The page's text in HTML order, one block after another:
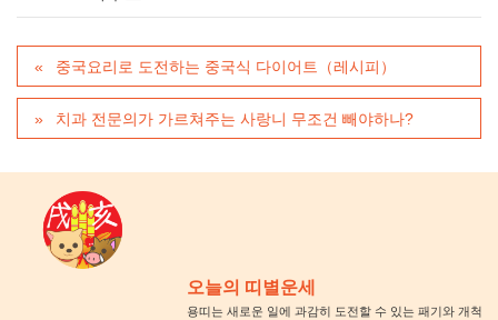
중국요리로 도전하는 중국식 다이어트（레시피）
치과 전문의가 가르쳐주는 사랑니 무조건 빼야하나?
오늘의 띠별운세
용띠는 새로운 일에 과감히 도전할 수 있는 패기와 개척